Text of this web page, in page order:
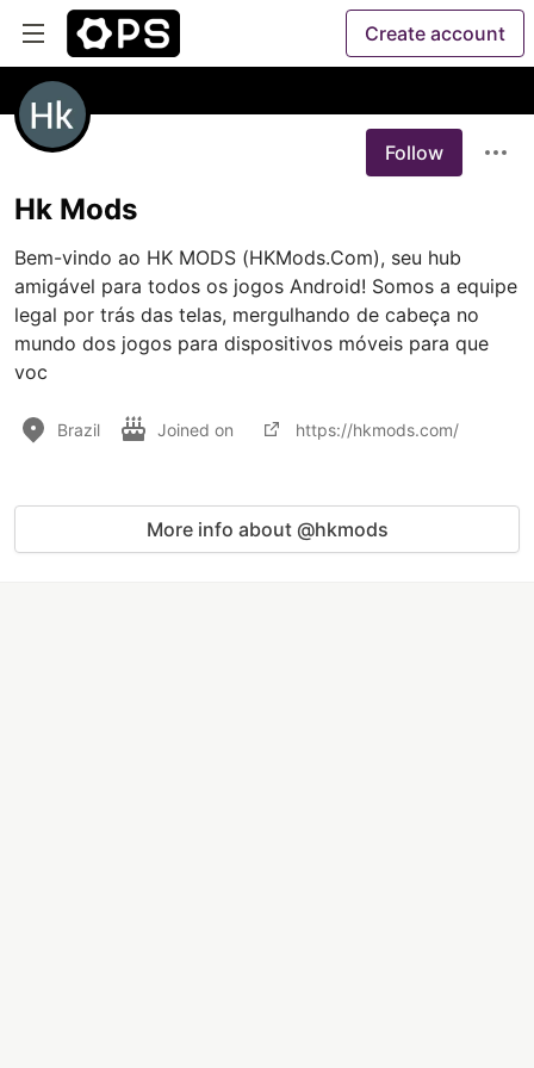
Create account
Follow
Hk Mods
Bem-vindo ao HK MODS (HKMods.Com), seu hub
amigável para todos os jogos Android! Somos a equipe
legal por trás das telas, mergulhando de cabeça no
mundo dos jogos para dispositivos móveis para que
voc
Brazil Joined on https://hkmods.com/
More info about @hkmods